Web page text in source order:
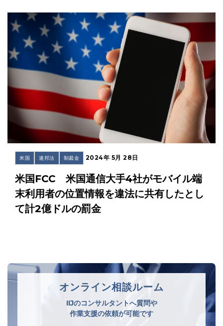
米国 連邦法 制裁金 2024年 5月 28日
米国FCC 米国通信大手4社がモバイル端
末利用者の位置情報を違法に共有したとし
て計2億ドルの罰金
オンライン相談ルーム
IIJのコンサルタントへ質問や
作業支援の依頼が可能です